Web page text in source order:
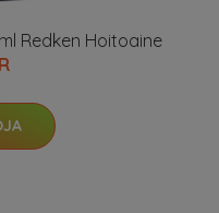
Redken Hoitoaine